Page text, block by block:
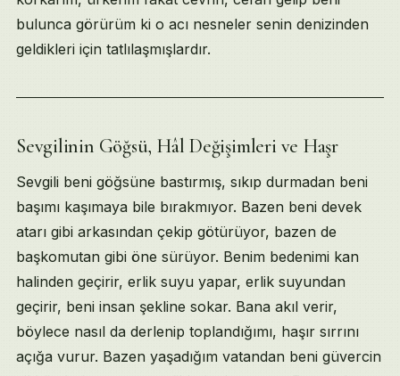
bulunca görürüm ki o acı nesneler senin denizinden
geldikleri için tatlılaşmışlardır.
Sevgilinin Göğsü, Hâl Değişimleri ve Haşr
Sevgili beni göğsüne bastırmış, sıkıp durmadan beni
başımı kaşımaya bile bırakmıyor. Bazen beni devek
atarı gibi arkasından çekip götürüyor, bazen de
başkomutan gibi öne sürüyor. Benim bedenimi kan
halinden geçirir, erlik suyu yapar, erlik suyundan
geçirir, beni insan şekline sokar. Bana akıl verir,
böylece nasıl da derlenip toplandığımı, haşır sırrını
açığa vurur. Bazen yaşadığım vatandan beni güvercin